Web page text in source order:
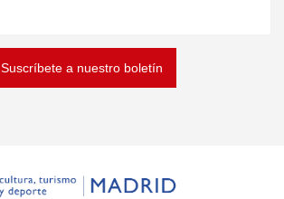
Suscríbete a nuestro boletín